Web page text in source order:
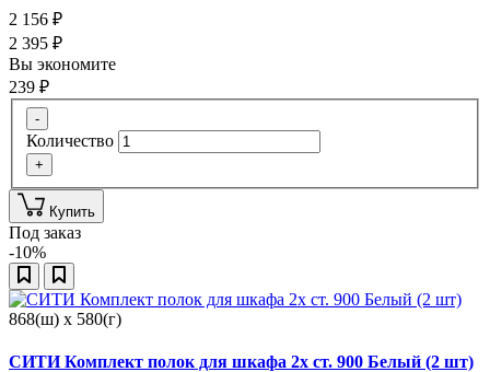
2 156 ₽
2 395 ₽
Вы экономите
239 ₽
-
Количество
+
Купить
Под заказ
-10%
868(ш) x 580(г)
СИТИ Комплект полок для шкафа 2х ст. 900 Белый (2 шт)